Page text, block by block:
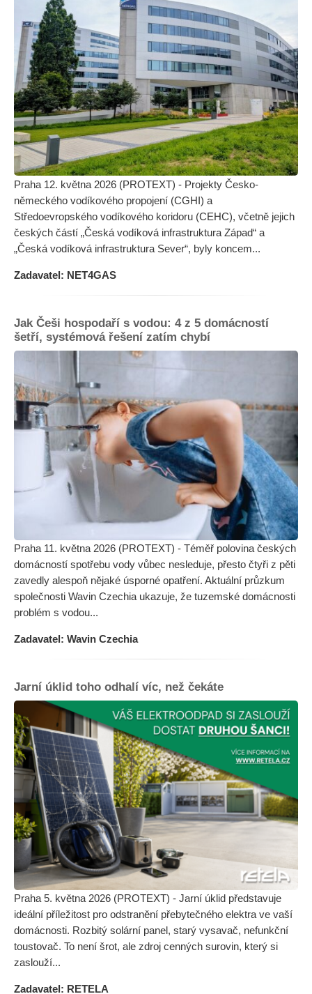
Praha 12. května 2026 (PROTEXT) - Projekty Česko-
německého vodíkového propojení (CGHI) a
Středoevropského vodíkového koridoru (CEHC), včetně jejich
českých částí „Česká vodíková infrastruktura Západ“ a
„Česká vodíková infrastruktura Sever“, byly koncem...
Zadavatel: NET4GAS
Jak Češi hospodaří s vodou: 4 z 5 domácností
šetří, systémová řešení zatím chybí
Praha 11. května 2026 (PROTEXT) - Téměř polovina českých
domácností spotřebu vody vůbec nesleduje, přesto čtyři z pěti
zavedly alespoň nějaké úsporné opatření. Aktuální průzkum
společnosti Wavin Czechia ukazuje, že tuzemské domácnosti
problém s vodou...
Zadavatel: Wavin Czechia
Jarní úklid toho odhalí víc, než čekáte
Praha 5. května 2026 (PROTEXT) - Jarní úklid představuje
ideální příležitost pro odstranění přebytečného elektra ve vaší
domácnosti. Rozbitý solární panel, starý vysavač, nefunkční
toustovač. To není šrot, ale zdroj cenných surovin, který si
zaslouží...
Zadavatel: RETELA